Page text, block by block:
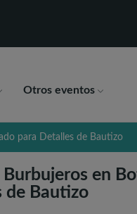
Otros eventos
para Detalles de Bautizo
en
de Bautizo